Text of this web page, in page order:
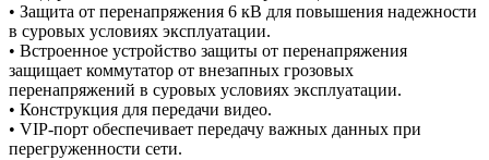
• Защита от перенапряжения 6 кВ для повышения надежности
в суровых условиях эксплуатации.
• Встроенное устройство защиты от перенапряжения
защищает коммутатор от внезапных грозовых
перенапряжений в суровых условиях эксплуатации.
• Конструкция для передачи видео.
• VIP-порт обеспечивает передачу важных данных при
перегруженности сети.